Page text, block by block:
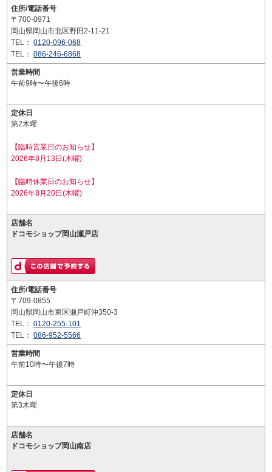
住所/電話番号
〒700-0971
岡山県岡山市北区野田2-11-21
TEL： 0120-096-068
TEL： 086-246-6868
営業時間
午前9時〜午後6時
定休日
第2木曜
【臨時営業日のお知らせ】
2026年8月13日(木曜)
【臨時休業日のお知らせ】
2026年8月20日(木曜)
店舗名
ドコモショップ岡山瀬戸店
住所/電話番号
〒709-0855
岡山県岡山市東区瀬戸町沖350-3
TEL： 0120-255-101
TEL： 086-952-5566
営業時間
午前10時〜午後7時
定休日
第3木曜
店舗名
ドコモショップ岡山南店